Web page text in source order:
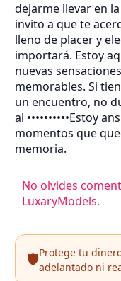
dejarme llevar en
invito a que te
lleno de placer y
importará. Estoy
nuevas
memorables. Si
un encuentro, no
al
momentos que
memoria.
No olvides
LuxaryModels.
🛡️Protege tu
adelantado ni